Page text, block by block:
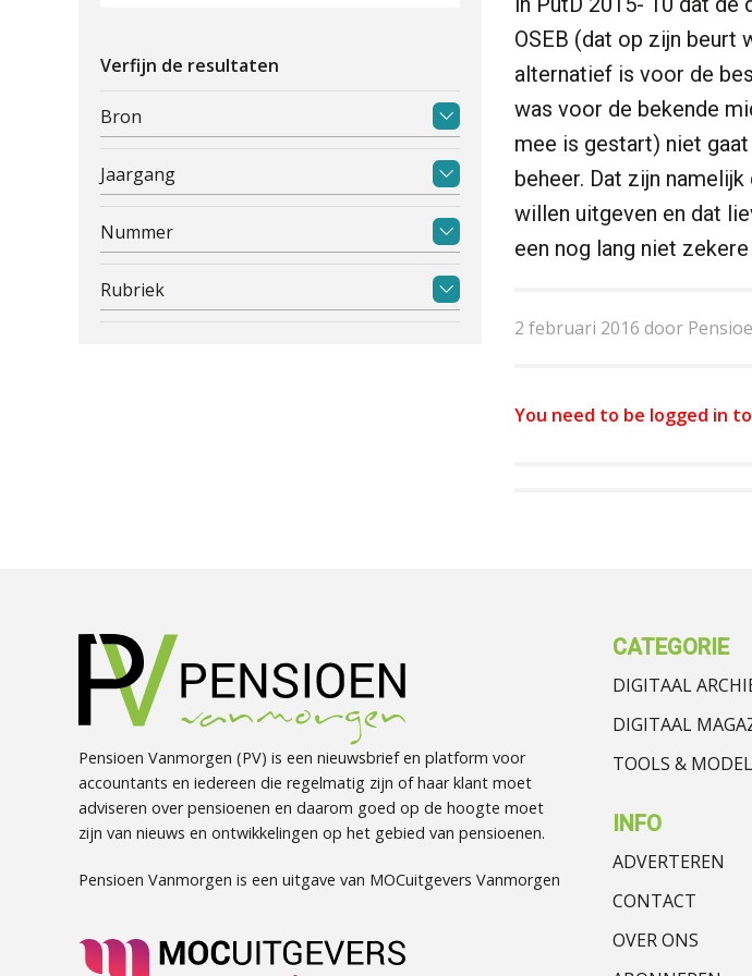
OSEB (dat op zijn beurt
alternatief is voor de
was voor de bekende
mee is gestart) niet
beheer. Dat zijn namelijk
willen uitgeven en dat
een nog lang niet
2 februari 2016 door
You need to be logged in
Verfijn de resultaten
Bron
Jaargang
Nummer
Rubriek
Pensioen Vanmorgen (PV) is een nieuwsbrief en platform voor
accountants en iedereen die regelmatig zijn of haar klant moet
adviseren over pensioenen en daarom goed op de hoogte moet
zijn van nieuws en ontwikkelingen op het gebied van pensioenen.
Pensioen Vanmorgen is een uitgave van MOCuitgevers Vanmorgen
CATEGORIE
DIGITAAL
DIGITAAL
TOOLS &
INFO
ADVERTEREN
CONTACT
OVER ONS